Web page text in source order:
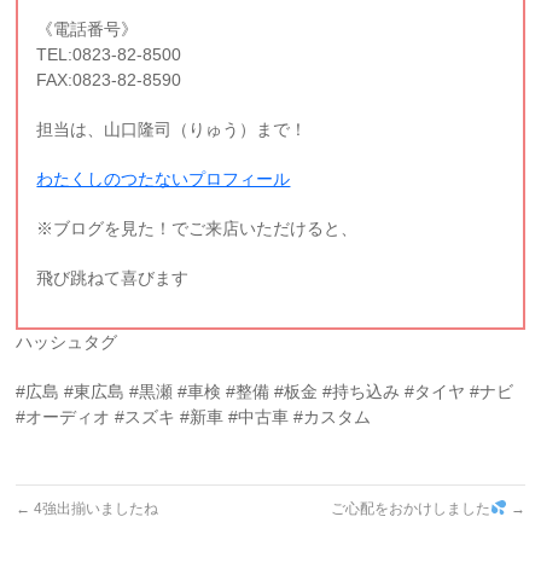
《電話番号》
TEL:0823-82-8500
FAX:0823-82-8590
担当は、山口隆司（りゅう）まで！
わたくしのつたないプロフィール
※ブログを見た！でご来店いただけると、
飛び跳ねて喜びます
ハッシュタグ
#広島 #東広島 #黒瀬 #車検 #整備 #板金 #持ち込み #タイヤ #ナビ
#オーディオ #スズキ #新車 #中古車 #カスタム
← 4強出揃いましたね ご心配をおかけしました →